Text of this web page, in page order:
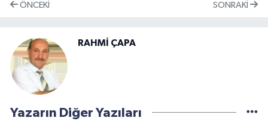
ÖNCEKI SONRAKI
RAHMİ ÇAPA
Yazarın Diğer Yazıları